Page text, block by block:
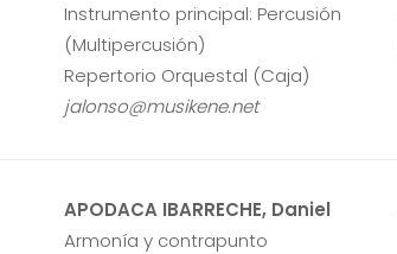
Instrumento principal: Percusión
(Multipercusión)
Repertorio Orquestal (Caja)
jalonso@musikene.net
APODACA IBARRECHE, Daniel
Armonía y contrapunto